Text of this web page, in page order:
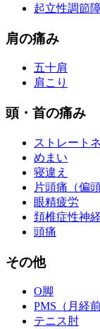
起立性調節
肩の痛み
五十肩
肩こり
頭・首の痛み
ストレート
めまい
寝違え
片頭痛（偏頭
眼精疲労
頚椎症性神
頭痛
その他
O脚
PMS（月経
テニス肘